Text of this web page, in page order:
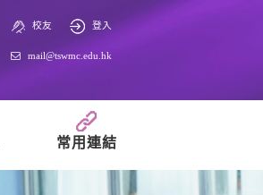
校友 登入
mail@tswmc.edu.hk
常用連結